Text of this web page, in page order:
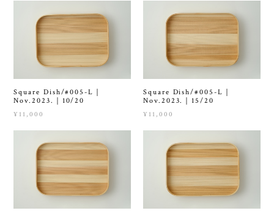
Square Dish/#005-L｜
Nov.2023.｜10/20
¥11,000
Square Dish/#005-L｜
Nov.2023.｜15/20
¥11,000